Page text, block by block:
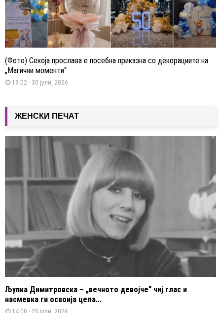
(Фото) Секоја прослава е посебна приказна со декорациите на
„Магични моменти“
19:02 - 30 јули, 2026
ЖЕНСКИ ПЕЧАТ
Љупка Димитровска – „вечното девојче“ чиј глас и
насмевка ги освоија цела...